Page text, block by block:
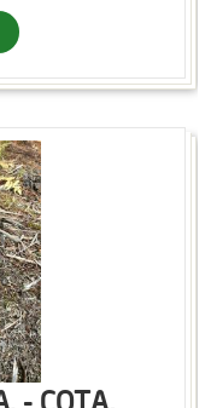
- COTA,